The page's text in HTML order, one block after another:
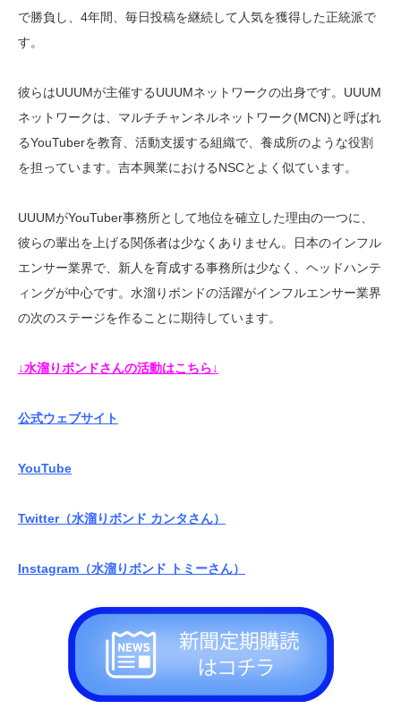
で勝負し、4年間、毎日投稿を継続して人気を獲得した正統派で
す。
彼らはUUUMが主催するUUUMネットワークの出身です。UUUM
ネットワークは、マルチチャンネルネットワーク(MCN)と呼ばれ
るYouTuberを教育、活動支援する組織で、養成所のような役割
を担っています。吉本興業におけるNSCとよく似ています。
UUUMがYouTuber事務所として地位を確立した理由の一つに、
彼らの輩出を上げる関係者は少なくありません。日本のインフル
エンサー業界で、新人を育成する事務所は少なく、ヘッドハンテ
ィングが中心です。水溜りボンドの活躍がインフルエンサー業界
の次のステージを作ることに期待しています。
↓水溜りボンドさんの活動はこちら↓
公式ウェブサイト
YouTube
Twitter（水溜りボンド カンタさん）
Instagram（水溜りボンド トミーさん）